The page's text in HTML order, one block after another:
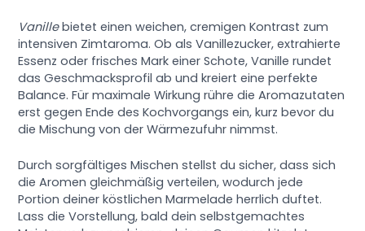
Vanillebietet einen weichen, cremigen Kontrast zum
intensiven Zimtaroma. Ob als Vanillezucker, extrahierte
Essenz oder frisches Mark einer Schote, Vanille rundet
das Geschmacksprofil ab und kreiert eine perfekte
Balance. Für maximale Wirkung rühre die Aromazutaten
erst gegen Ende des Kochvorgangs ein, kurz bevor du
die Mischung von der Wärmezufuhr nimmst.
Durch sorgfältiges Mischen stellst du sicher, dass sich
die Aromen gleichmäßig verteilen, wodurch jede
Portion deiner köstlichen Marmelade herrlich duftet.
Lass die Vorstellung, bald dein selbstgemachtes